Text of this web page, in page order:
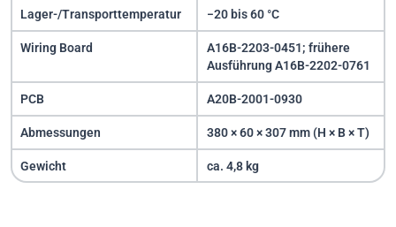
Lager-/Transporttemperatur −20 bis 60 °C
Wiring Board
A16B-2203-0451; frühere
Ausführung A16B-2202-0761
PCB A20B-2001-0930
Abmessungen 380 × 60 × 307 mm (H × B × T)
Gewicht ca. 4,8 kg